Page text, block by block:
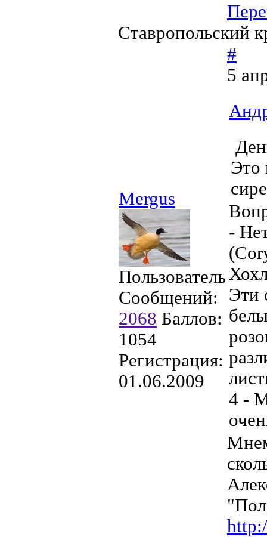
Ставропольский
Mergus
Пользователь
Сообщений:
2068 Баллов:
1054
Регистрация:
01.06.2009
#
5
Это
-
Эти
4 -